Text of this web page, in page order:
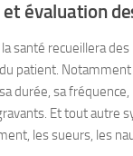
évaluation
santé recueillera
patient. Notamment
durée, sa
Et tout autre
les sueurs, les